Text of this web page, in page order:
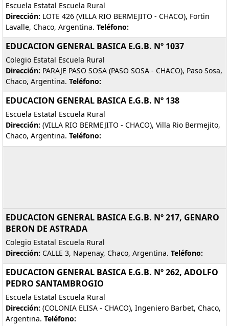
Escuela Estatal Escuela Rural
Dirección: LOTE 426 (VILLA RIO BERMEJITO - CHACO), Fortin
Lavalle, Chaco, Argentina. Teléfono:
EDUCACION GENERAL BASICA E.G.B. Nº 1037
Colegio Estatal Escuela Rural
Dirección: PARAJE PASO SOSA (PASO SOSA - CHACO), Paso Sosa,
Chaco, Argentina. Teléfono:
EDUCACION GENERAL BASICA E.G.B. Nº 138
Escuela Estatal Escuela Rural
Dirección: (VILLA RIO BERMEJITO - CHACO), Villa Rio Bermejito,
Chaco, Argentina. Teléfono:
EDUCACION GENERAL BASICA E.G.B. Nº 217, GENARO
BERON DE ASTRADA
Colegio Estatal Escuela Rural
Dirección: CALLE 3, Napenay, Chaco, Argentina. Teléfono:
EDUCACION GENERAL BASICA E.G.B. Nº 262, ADOLFO
PEDRO SANTAMBROGIO
Escuela Estatal Escuela Rural
Dirección: (COLONIA ELISA - CHACO), Ingeniero Barbet, Chaco,
Argentina. Teléfono: